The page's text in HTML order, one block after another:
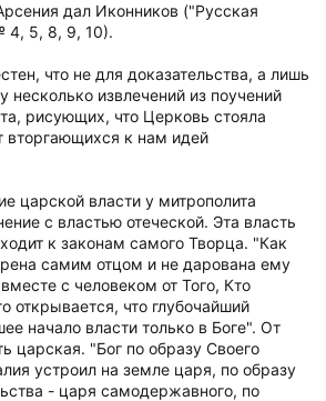
дал Иконников ("Русская
4, 5, 8, 9, 10).
что не для доказательства, а лишь
несколько извлечений из поучений
рисующих, что Церковь стояла
вторгающихся к нам идей
царской власти у митрополита
с властью отеческой. Эта власть
к законам самого Творца. "Как
самим отцом и не дарована ему
с человеком от Того, Кто
открывается, что глубочайший
начало власти только в Боге". От
царская. "Бог по образу Своего
устроил на земле царя, по образу
- царя самодержавного, по